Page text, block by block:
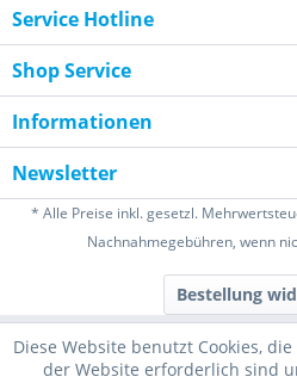
Service Hotline
Shop Service
Informationen
Newsletter
* Alle Preise inkl. gesetzl.
Nachnahmegebühren, wenn
Bestellung
Diese Website benutzt Cookies,
der Website erforderlich sind